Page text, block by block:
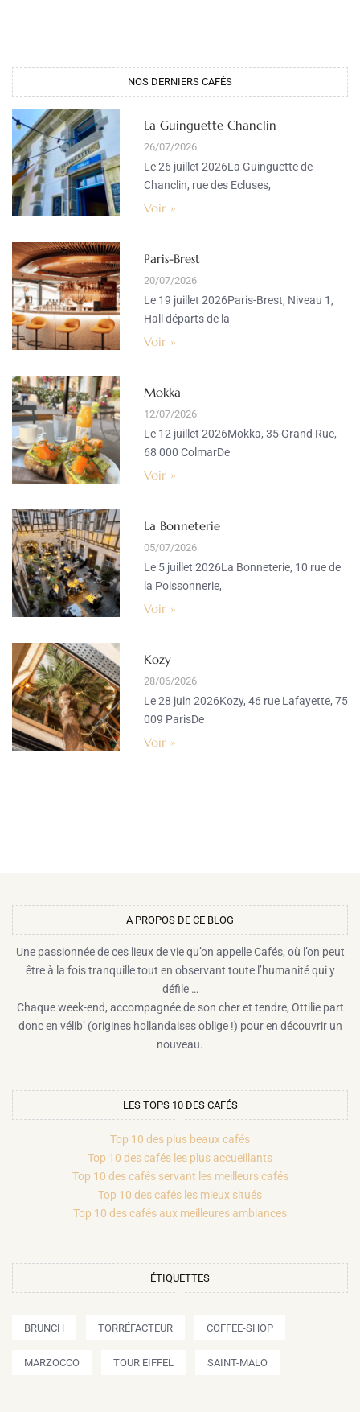
NOS DERNIERS CAFÉS​
La Guinguette Chanclin
26/07/2026
Le 26 juillet 2026La Guinguette de
Chanclin, rue des Ecluses,
Voir »
Paris-Brest
20/07/2026
Le 19 juillet 2026Paris-Brest, Niveau 1,
Hall départs de la
Voir »
Mokka
12/07/2026
Le 12 juillet 2026Mokka, 35 Grand Rue,
68 000 ColmarDe
Voir »
La Bonneterie
05/07/2026
Le 5 juillet 2026La Bonneterie, 10 rue de
la Poissonnerie,
Voir »
Kozy
28/06/2026
Le 28 juin 2026Kozy, 46 rue Lafayette, 75
009 ParisDe
Voir »
A PROPOS DE CE BLOG​
Une passionnée de ces lieux de vie qu’on appelle Cafés, où l’on peut
être à la fois tranquille tout en observant toute l’humanité qui y
défile …
Chaque week-end, accompagnée de son cher et tendre, Ottilie part
donc en vélib’ (origines hollandaises oblige !) pour en découvrir un
nouveau.
LES TOPS 10 DES CAFÉS
Top 10 des plus beaux cafés
Top 10 des cafés les plus accueillants
Top 10 des cafés servant les meilleurs cafés
Top 10 des cafés les mieux situés
Top 10 des cafés aux meilleures ambiances
ÉTIQUETTES
BRUNCH TORRÉFACTEUR COFFEE-SHOP
MARZOCCO TOUR EIFFEL SAINT-MALO